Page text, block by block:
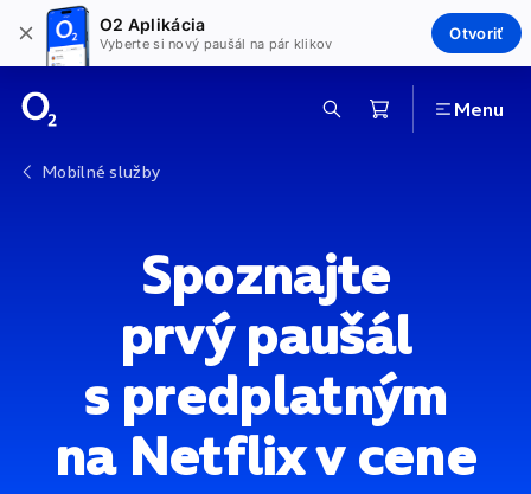
Menu
Mobilné služby
Spoznajte
prvý paušál
s predplatným
na Netflix v cene
O2 Aplikácia
Vyberte si nový paušál na pár klikov
Otvoriť